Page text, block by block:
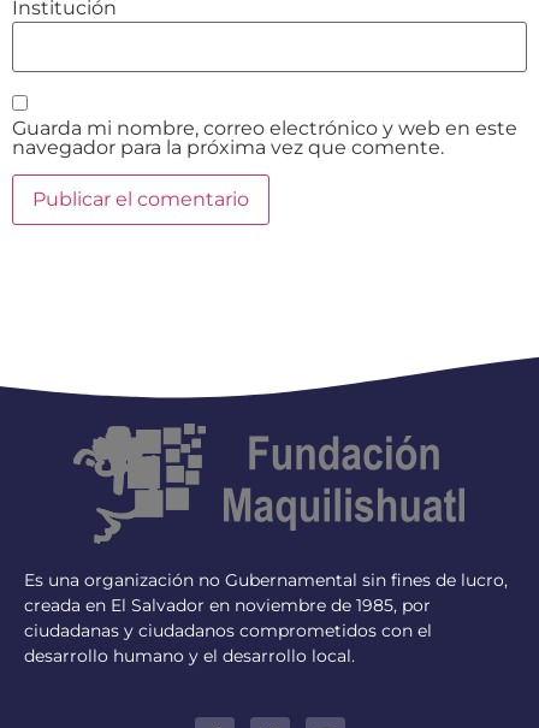
Institución
Guarda mi nombre, correo electrónico y web en este
navegador para la próxima vez que comente.
Es una organización no Gubernamental sin fines de lucro,
creada en El Salvador en noviembre de 1985, por
ciudadanas y ciudadanos comprometidos con el
desarrollo humano y el desarrollo local.